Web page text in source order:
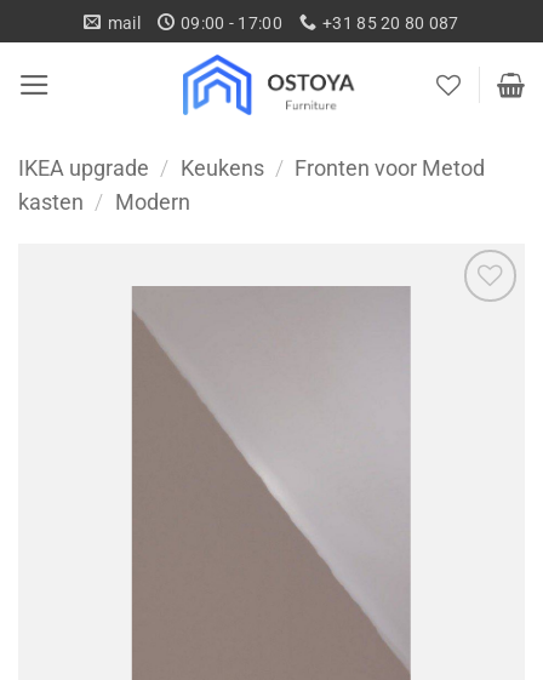
naar
inhoud
mail 09:00 - 17:00 +31 85 20 80 087
IKEA upgrade / Keukens /
Fronten voor Metod
kasten / Modern